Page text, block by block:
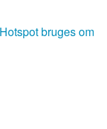
bruges om